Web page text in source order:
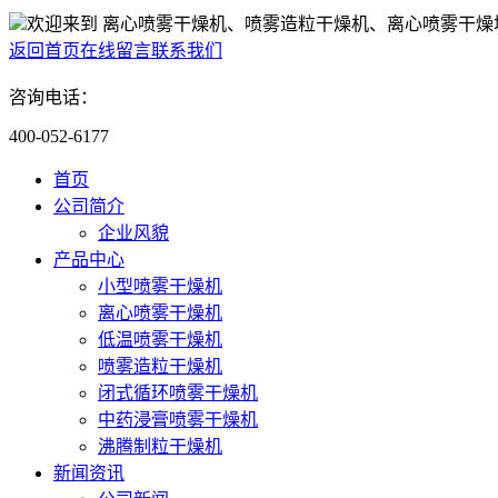
欢迎来到 离心喷雾干燥机、喷雾造粒干燥机、离心喷雾干燥
返回首页在线留言联系我们
咨询电话：
400-052-6177
首页
公司简介
企业风貌
产品中心
小型喷雾干燥机
离心喷雾干燥机
低温喷雾干燥机
喷雾造粒干燥机
闭式循环喷雾干燥机
中药浸膏喷雾干燥机
沸腾制粒干燥机
新闻资讯